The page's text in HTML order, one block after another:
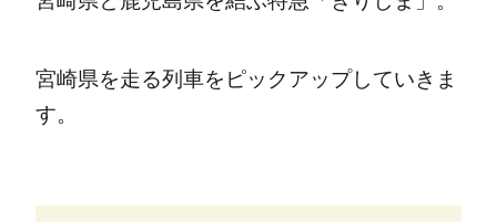
宮崎県を走る列車をピックアップしていきま
す。